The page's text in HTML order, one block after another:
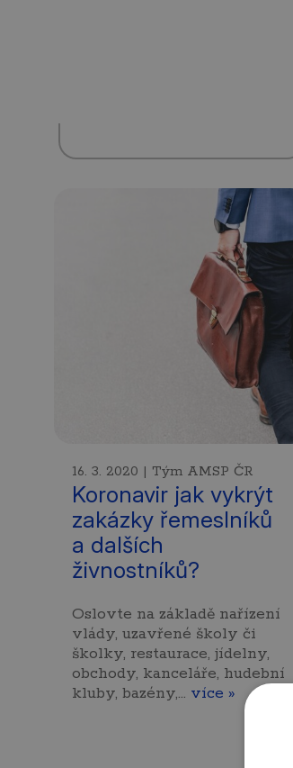
16. 3. 2020 | Tým AMSP ČR
Koronavir jak vykrýt
zakázky řemeslníků
a dalších
živnostníků?
Oslovte na základě nařízení
vlády, uzavřené školy či
školky, restaurace, jídelny,
obchody, kanceláře, hudební
kluby, bazény,… více »